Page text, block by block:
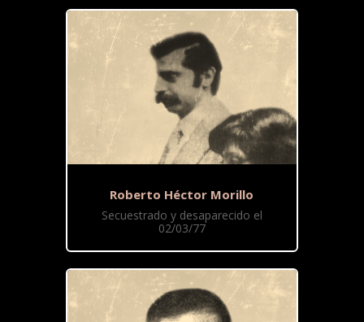
Roberto Héctor Morillo
Secuestrado y desaparecido el
02/03/77